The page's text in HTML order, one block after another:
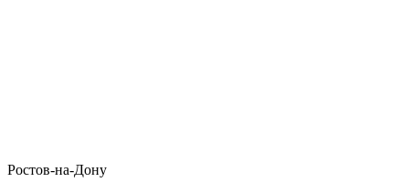
Ростов-на-Дону